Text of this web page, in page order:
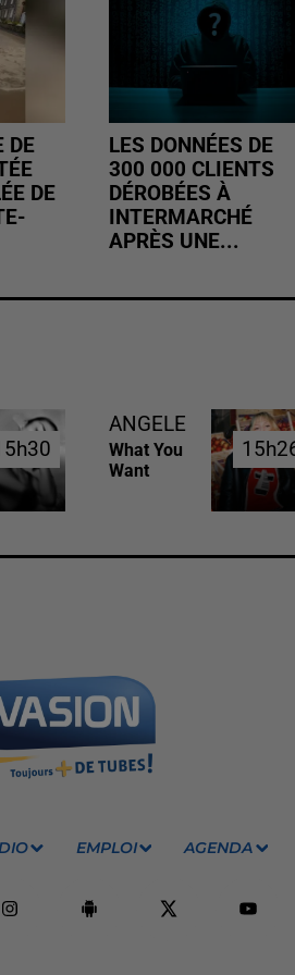
DE
DE
LES DONNÉES DE
300 000 CLIENTS
DÉROBÉES À
INTERMARCHÉ
APRÈS UNE...
ANGELE
What You
Want
EMPLOI AGENDA